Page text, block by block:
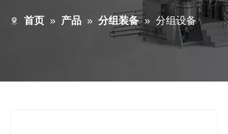
首页 » 产品 » 分组装备 » 分组设备